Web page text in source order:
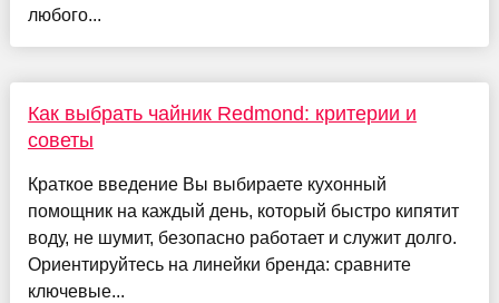
любого...
Как выбрать чайник Redmond: критерии и
советы
Краткое введение Вы выбираете кухонный
помощник на каждый день, который быстро кипятит
воду, не шумит, безопасно работает и служит долго.
Ориентируйтесь на линейки бренда: сравните
ключевые...